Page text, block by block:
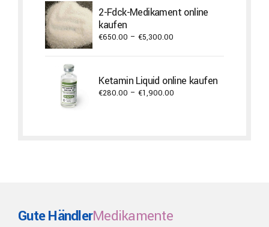
through
€3,000.00
2-Fdck-Medikament online
kaufen
€650.00 – €5,300.00
through
€5,300.00
Ketamin Liquid online kaufen
€280.00 – €1,900.00
Gute HändlerMedikamente